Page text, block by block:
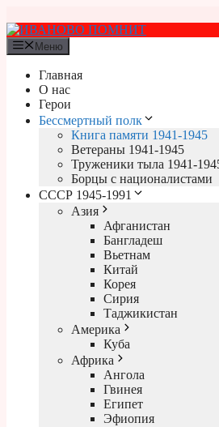
к
содержимому
Меню
Главная
О нас
Герои
Бессмертный полк
Книга памяти 1941-1945
Ветераны 1941-1945
Труженики тыла 1941-
Борцы с националистами
СССР 1945-1991
Азия
Афганистан
Бангладеш
Вьетнам
Китай
Корея
Сирия
Таджикистан
Америка
Куба
Африка
Ангола
Гвинея
Египет
Эфиопия